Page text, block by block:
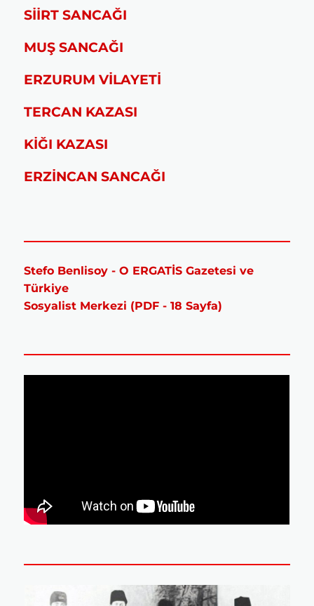
SİİRT SANCAĞI
MUŞ SANCAĞI
ERZURUM VİLAYETİ
TERCAN KAZASI
KİĞI KAZASI
ERZİNCAN SANCAĞI
Stefo Benlisoy - O ERGATİS Gazetesi ve
Türkiye
Sosyalist Merkezi (PDF - 18 Sayfa)